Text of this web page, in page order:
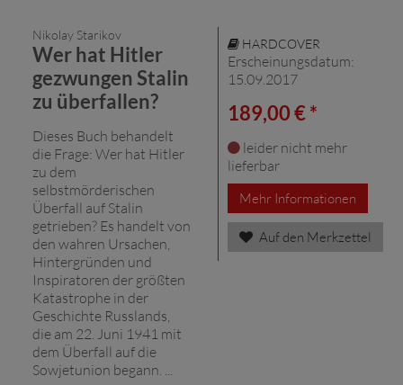
Nikolay Starikov
Wer hat Hitler
gezwungen Stalin
zu überfallen?
Dieses Buch behandelt
die Frage: Wer hat Hitler
zu dem
selbstmörderischen
Überfall auf Stalin
getrieben? Es handelt von
den wahren Ursachen,
Hintergründen und
Inspiratoren der größten
Katastrophe in der
Geschichte Russlands,
die am 22. Juni 1941 mit
dem Überfall auf die
Sowjetunion begann. ...
HARDCOVER
Erscheinungsdatum:
15.09.2017
189,00 € *
leider nicht mehr
lieferbar
Mehr Informationen
Auf den Merkzettel